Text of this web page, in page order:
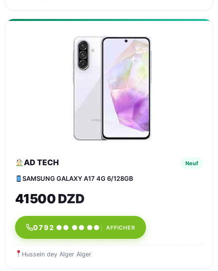
AD TECH Neuf
SAMSUNG GALAXY A17 4G 6/128GB
41500 DZD
0792 ●● ●● ●● AFFICHER
Hussein dey Alger Alger